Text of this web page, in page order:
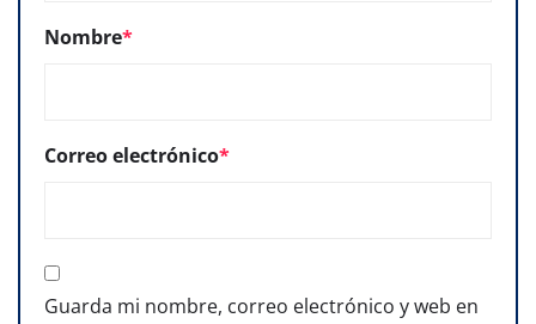
Nombre*
Correo electrónico*
Guarda mi nombre, correo electrónico y web en